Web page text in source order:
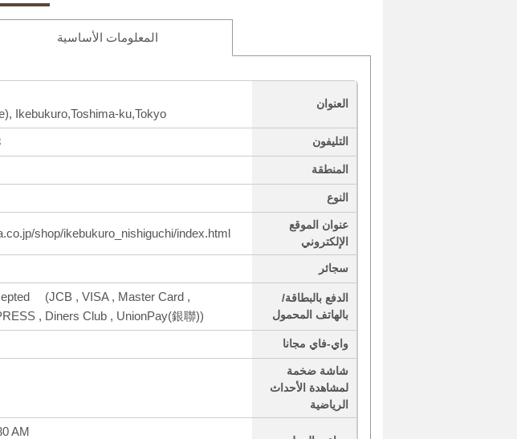
المعلومات الأساسية
العنوان
Ikebukuro,Toshima-ku,Tokyo
التليفون
المنطقة
النوع
عنوان الموقع
الإلكتروني
shop/ikebukuro_nishiguchi/index.html
سجائر
الدفع بالبطاقة/
بالهاتف المحمول
(JCB , VISA , Master Card ,
, Diners Club , UnionPay(銀聯))
واي-فاي مجانا
شاشة ضخمة
لمشاهدة الأحداث
الرياضية
AM